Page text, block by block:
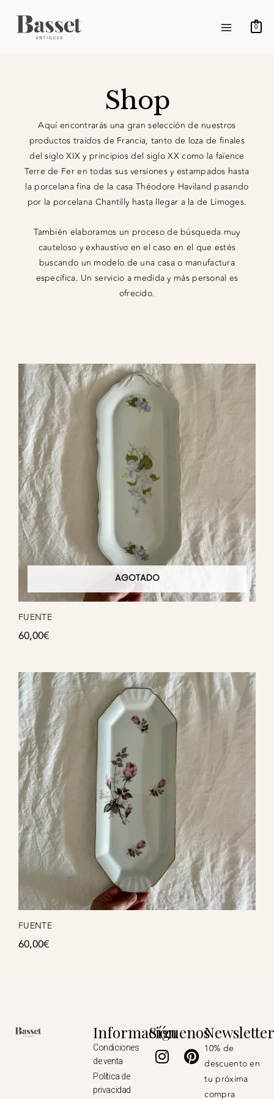
contenido
MENU0
Shop
Aquí encontrarás una gran selección de nuestros
productos traídos de Francia, tanto de loza de finales
del siglo XIX y principios del siglo XX como la faïence
Terre de Fer en todas sus versiones y estampados hasta
la porcelana fina de la casa Théodore Haviland pasando
por la porcelana Chantilly hasta llegar a la de Limoges.
También elaboramos un proceso de búsqueda muy
cauteloso y exhaustivo en el caso en el que estés
buscando un modelo de una casa o manufactura
específica. Un servicio a medida y más personal es
ofrecido.
AGOTADO
FUENTE
60,00€
FUENTE
60,00€
Información
Condiciones
de venta
Política de
privacidad
Síguenos
Instagram
Pinterest
10% de
descuento en
tu próxima
compra